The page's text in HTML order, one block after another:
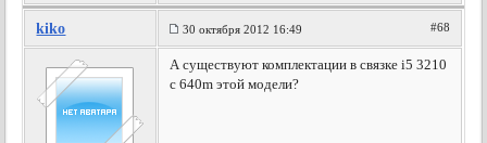
kiko 30 октября 2012 16:49 #68
А существуют комплектации в связке i5 3210
с 640m этой модели?